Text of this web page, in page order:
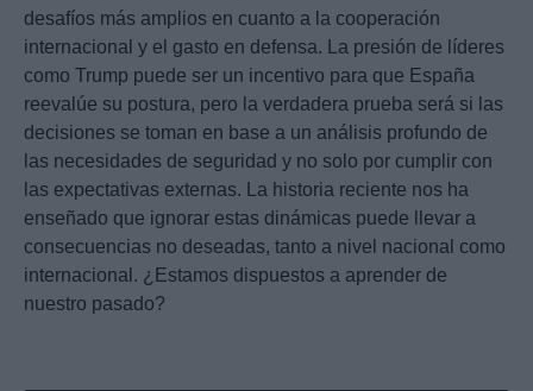
desafíos más amplios en cuanto a la cooperación
internacional y el gasto en defensa. La presión de líderes
como Trump puede ser un incentivo para que España
reevalúe su postura, pero la verdadera prueba será si las
decisiones se toman en base a un análisis profundo de
las necesidades de seguridad y no solo por cumplir con
las expectativas externas. La historia reciente nos ha
enseñado que ignorar estas dinámicas puede llevar a
consecuencias no deseadas, tanto a nivel nacional como
internacional. ¿Estamos dispuestos a aprender de
nuestro pasado?